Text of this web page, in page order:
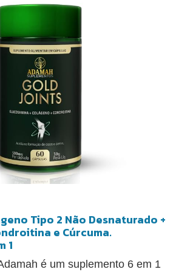
Tipo 2 Não Desnaturado +
e Cúrcuma.
1
é um suplemento 6 em 1